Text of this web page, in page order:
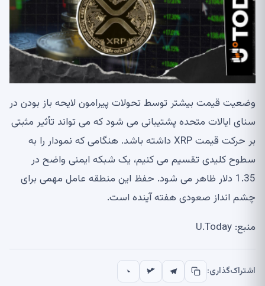
وضعیت قیمت بیشتر توسط تحولات پیرامون لایحه باز بودن در
سنای ایالات متحده پشتیبانی می شود که می تواند تأثیر مثبتی
بر حرکت قیمت XRP داشته باشد. هنگامی که نمودار را به
سطوح کلیدی تقسیم می کنیم، یک شبکه ایمنی واضح در
1.35 دلار ظاهر می شود. حفظ این منطقه عامل مهمی برای
چشم انداز صعودی هفته آینده است.
منبع: U.Today
اشتراک‌گذاری: